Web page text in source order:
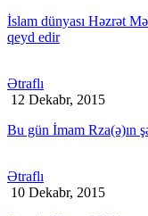
İslam dünyası Həzrət
qeyd edir
Ətraflı
12 Dekabr, 2015
Bu gün İmam Rza(ə)ın
Ətraflı
10 Dekabr, 2015